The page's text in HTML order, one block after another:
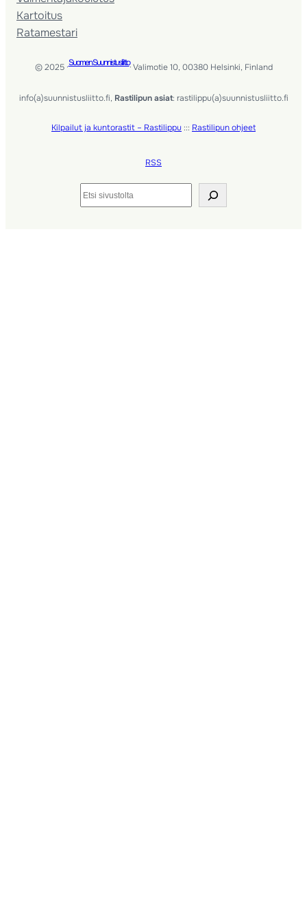
Kartoitus
Ratamestari
© 2025 ·Suomen Suunnistusliitto· Valimotie 10, 00380 Helsinki, Finland
info(a)suunnistusliitto.fi, Rastilipun asiat: rastilippu(a)suunnistusliitto.fi
Kilpailut ja kuntorastit – Rastilippu ::: Rastilipun ohjeet
RSS
Etsi